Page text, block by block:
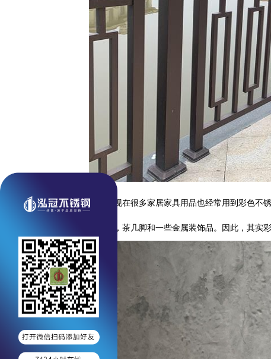
另外，现在很多家居家具用品也经常用到彩色
壳，沙发脚，茶几脚和一些金属装饰品。因此，其实